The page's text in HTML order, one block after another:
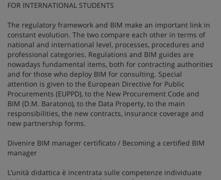
FOR INTERNATIONAL STUDENTS
The regulatory framework and BIM make an important link in
constant evolution. The two compare each other in terms of
national and international level, processes, procedures and
professional categories. Regulations and BIM guides are
nowadays fundamental items, both for contracting authorities
and for those who deploy BIM for consulting. Special
attention is given to the European Directive for Public
Procurements (EUPPD), to the New Procurement Code and
BIM (D.M. Baratono), to the Data Property, to the main
responsibilities, the new contracts, insurance coverage and
new partnership forms.
Divenire BIM manager certificato / Becoming a certified BIM
manager
L’unità didattica è incentrata sulle competenze individuate